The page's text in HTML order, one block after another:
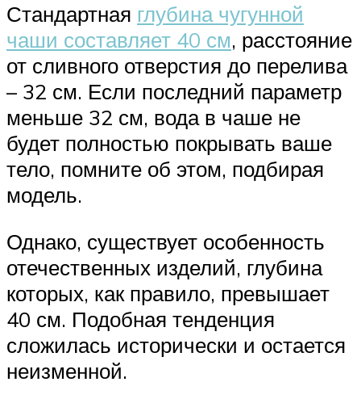
Стандартная глубина чугунной
чаши составляет 40 см, расстояние
от сливного отверстия до перелива
– 32 см. Если последний параметр
меньше 32 см, вода в чаше не
будет полностью покрывать ваше
тело, помните об этом, подбирая
модель.
Однако, существует особенность
отечественных изделий, глубина
которых, как правило, превышает
40 см. Подобная тенденция
сложилась исторически и остается
неизменной.